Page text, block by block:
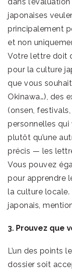
japonaises
principalement
et non
Votre lettre doit
pour la culture
que vous
Okinawa…), des
(onsen,
personnelles
plutôt qu’une
précis — les
Vous pouvez
pour apprendre
la culture locale.
japonais,
3. Prouvez que
L’un des points
dossier soit